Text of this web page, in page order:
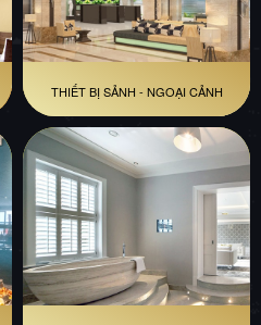
THIẾT BỊ SẢNH - NGOẠI CẢNH